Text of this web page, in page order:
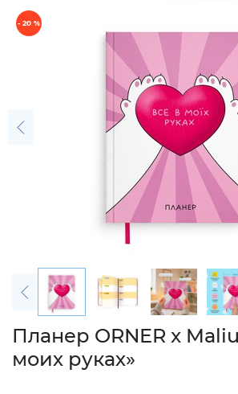
- 20 %
Планер ORNER x
моих руках»